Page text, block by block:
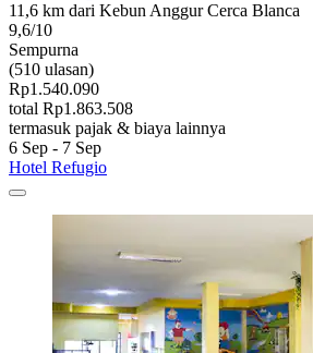
11,6 km dari Kebun Anggur Cerca Blanca
9,6/10
Sempurna
(510 ulasan)
Rp1.540.090
total Rp1.863.508
termasuk pajak & biaya lainnya
6 Sep - 7 Sep
Hotel Refugio